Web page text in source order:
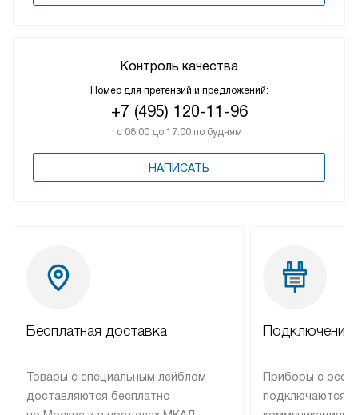
Контроль качества
Номер для претензий и предложений:
+7 (495) 120-11-96
с 08:00 до 17:00 по будням
НАПИСАТЬ
Бесплатная доставка
Товары с специальным лейблом
доставляются бесплатно
Подключение
Приборы с
подключаются к